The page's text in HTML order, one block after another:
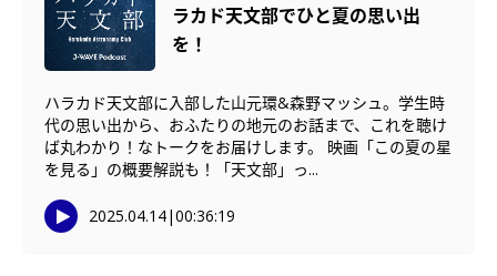
ラカド天文部でひと夏の思い出
を！
ハラカド天文部に入部した山元環&森野マッシュ。学生時
代の思い出から、おふたりの地元のお話まで、これを聴け
ば丸わかり！なトークをお届けします。 映画「この夏の星
を見る」の概要解説も！「天文部」っ...
2025.04.14|00:36:19